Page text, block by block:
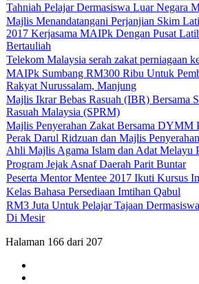
Tahniah Pelajar Dermasiswa Luar Negara
Majlis Menandatangani Perjanjian Skim
2017 Kerjasama MAIPk Dengan Pusat
Bertauliah
Telekom Malaysia serah zakat perniagaan
MAIPk Sumbang RM300 Ribu Untuk
Rakyat Nurussalam, Manjung
Majlis Ikrar Bebas Rasuah (IBR) Bersama
Rasuah Malaysia (SPRM)
Majlis Penyerahan Zakat Bersama DYMM
Perak Darul Ridzuan dan Majlis
Ahli Majlis Agama Islam dan Adat Melayu
Program Jejak Asnaf Daerah Parit Buntar
Peserta Mentor Mentee 2017 Ikuti Kursus
Kelas Bahasa Persediaan Imtihan Qabul
RM3 Juta Untuk Pelajar Tajaan
Di Mesir
Halaman 166 dari 207